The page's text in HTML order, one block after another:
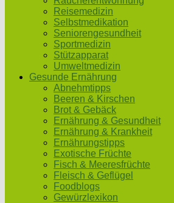
Reisemedizin
Selbstmedikation
Seniorengesundheit
Sportmedizin
Stützapparat
Umweltmedizin
Gesunde Ernährung
Abnehmtipps
Beeren & Kirschen
Brot & Gebäck
Ernährung & Gesundheit
Ernährung & Krankheit
Ernährungstipps
Exotische Früchte
Fisch & Meeresfrüchte
Fleisch & Geflügel
Foodblogs
Gewürzlexikon